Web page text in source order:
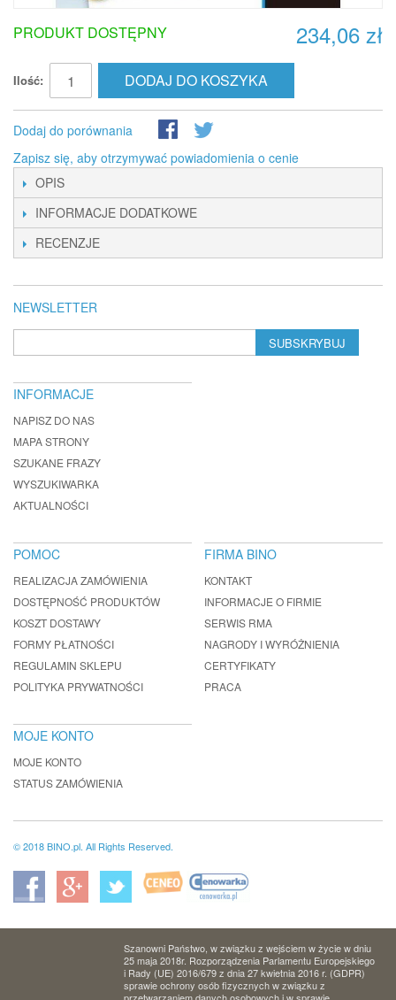
234,06 zł
PRODUKT DOSTĘPNY
Ilość: DODAJ DO KOSZYKA
Dodaj do porównania
Zapisz się, aby otrzymywać powiadomienia o cenie
OPIS
INFORMACJE DODATKOWE
RECENZJE
NEWSLETTER
SUBSKRYBUJ
INFORMACJE
NAPISZ DO NAS
MAPA STRONY
SZUKANE FRAZY
WYSZUKIWARKA
AKTUALNOŚCI
POMOC
REALIZACJA ZAMÓWIENIA
DOSTĘPNOŚĆ PRODUKTÓW
KOSZT DOSTAWY
FORMY PŁATNOŚCI
REGULAMIN SKLEPU
POLITYKA PRYWATNOŚCI
FIRMA BINO
KONTAKT
INFORMACJE O FIRMIE
SERWIS RMA
NAGRODY I WYRÓŻNIENIA
CERTYFIKATY
PRACA
MOJE KONTO
MOJE KONTO
STATUS ZAMÓWIENIA
© 2018 BINO.pl. All Rights Reserved.
Szanowni Państwo, w związku z wejściem w życie w dniu
25 maja 2018r. Rozporządzenia Parlamentu Europejskiego
i Rady (UE) 2016/679 z dnia 27 kwietnia 2016 r. (GDPR)
sprawie ochrony osób fizycznych w związku z
przetwarzaniem danych osobowych i w sprawie